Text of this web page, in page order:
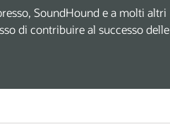
SoundHound e a molti altri
di contribuire al successo delle